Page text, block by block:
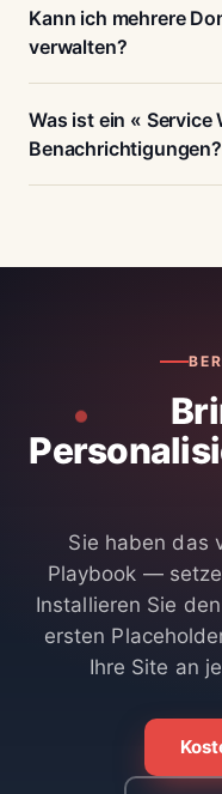
Kann ich mehrere
verwalten?
Was ist ein « Service
Benachrichtigungen?
Sie haben das
Playbook —
Installieren Sie
ersten
Ihre Site an